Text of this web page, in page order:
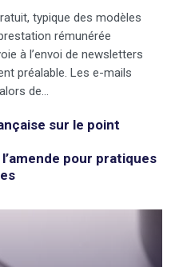
typique des modèles
rémunérée
à l’envoi de newsletters
préalable. Les e-mails
de…
sur le point
pour pratiques